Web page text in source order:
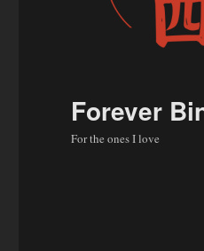
Forever
For the ones I love